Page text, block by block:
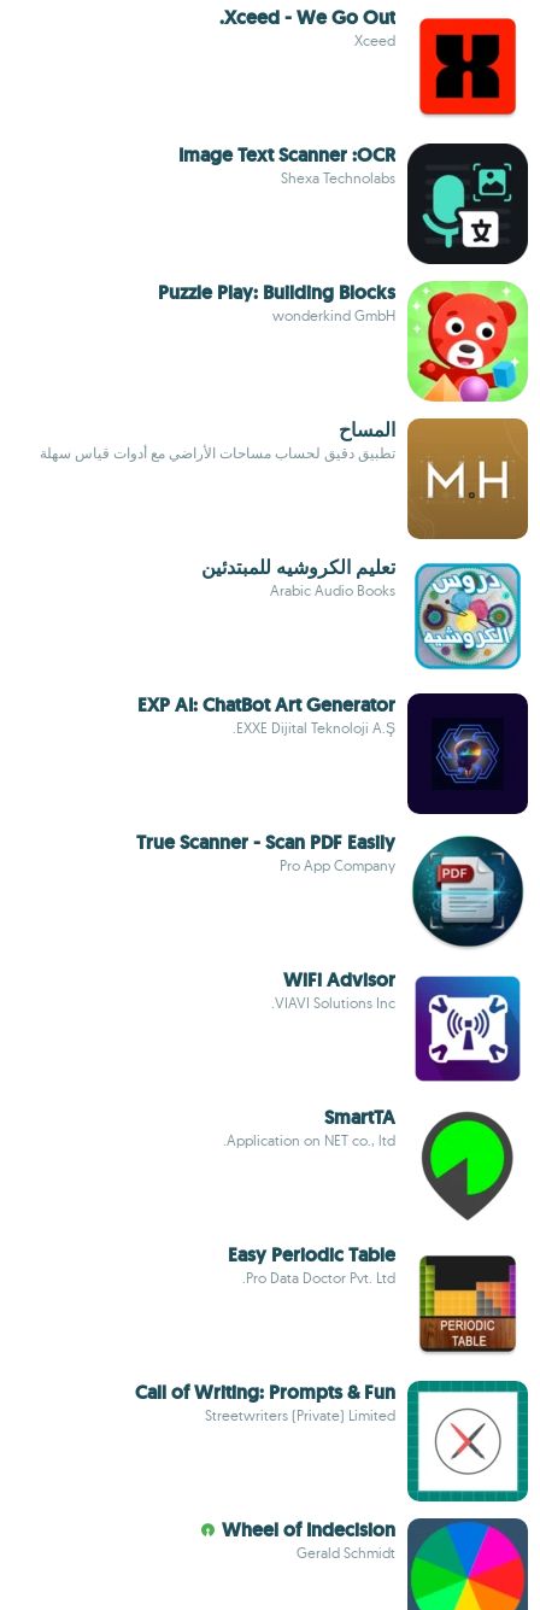
Xceed - We Go Out.
Xceed
Image Text Scanner :OCR
Shexa Technolabs
Puzzle Play: Building Blocks
wonderkind GmbH
المساح
تطبيق دقيق لحساب مساحات الأراضي مع أدوات قياس سهلة
تعليم الكروشيه للمبتدئين
Arabic Audio Books
EXP AI: ChatBot Art Generator
EXXE Dijital Teknoloji A.Ş.
True Scanner - Scan PDF Easily
Pro App Company
WiFi Advisor
VIAVI Solutions Inc.
SmartTA
Application on NET co., ltd.
Easy Periodic Table
Pro Data Doctor Pvt. Ltd.
Call of Writing: Prompts & Fun
Streetwriters (Private) Limited
Wheel of Indecision
Gerald Schmidt